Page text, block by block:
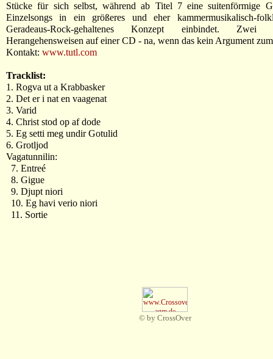
Stücke für sich selbst, während ab Titel 7 eine suitenförmige
Einzelsongs in ein größeres und eher kammermusikalisch-
Geradeaus-Rock-gehaltenes Konzept einbindet. Zwei
Herangehensweisen auf einer CD - na, wenn das kein Argument
Kontakt: www.tutl.com
Tracklist:
1. Rogva ut a Krabbasker
2. Det er i nat en vaagenat
3. Varid
4. Christ stod op af dode
5. Eg setti meg undir Gotulid
6. Grotljod
Vagatunnilin:
7. Entreé
8. Gigue
9. Djupt niori
10. Eg havi verio niori
11. Sortie
© by CrossOver